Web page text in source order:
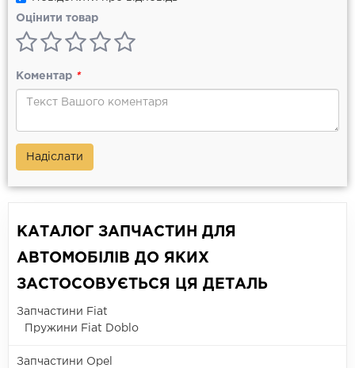
Оцінити товар
Коментар *
Надіслати
КАТАЛОГ ЗАПЧАСТИН ДЛЯ
АВТОМОБІЛІВ ДО ЯКИХ
ЗАСТОСОВУЄТЬСЯ ЦЯ ДЕТАЛЬ
Запчастини Fiat
Пружини Fiat Doblo
Запчастини Opel